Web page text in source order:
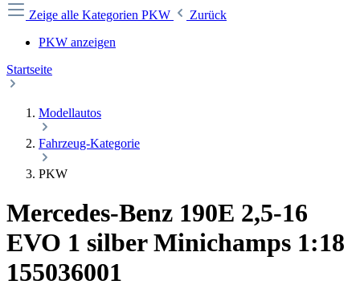
Zeige alle Kategorien PKW
Zurück
PKW anzeigen
Startseite
Modellautos
Fahrzeug-Kategorie
PKW
Mercedes-Benz 190E 2,5-16
EVO 1 silber Minichamps 1:18
155036001